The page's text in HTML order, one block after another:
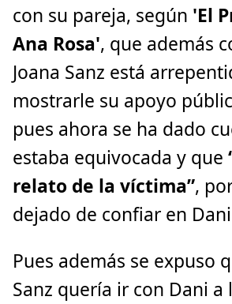
con su pareja, según 'El
Ana Rosa', que además
Joana Sanz está
mostrarle su apoyo
pues ahora se ha dado
estaba equivocada y que
relato de la víctima”,
dejado de confiar en
Pues además se expuso
Sanz quería ir con Dani a